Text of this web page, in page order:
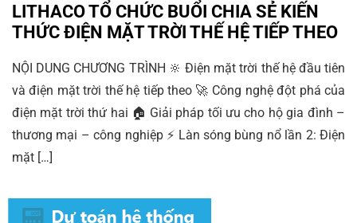
LITHACO TỔ CHỨC BUỔI CHIA SẺ KIẾN
THỨC ĐIỆN MẶT TRỜI THẾ HỆ TIẾP THEO
NỘI DUNG CHƯƠNG TRÌNH 🔆 Điện mặt trời thế hệ đầu tiên
và điện mặt trời thế hệ tiếp theo 🚀 Công nghệ đột phá của
điện mặt trời thứ hai 🏠 Giải pháp tối ưu cho hộ gia đình –
thương mại – công nghiệp ⚡ Làn sóng bùng nổ lần 2: Điện
mặt […]